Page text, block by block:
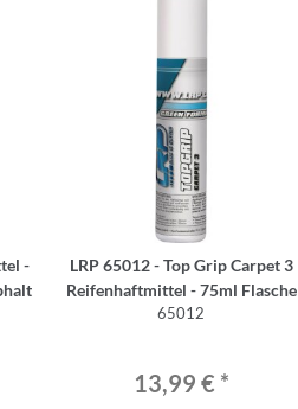
-
LRP 65012 - Top Grip Carpet 3
Reifenhaftmittel - 75ml Flasche
65012
13,99 € *